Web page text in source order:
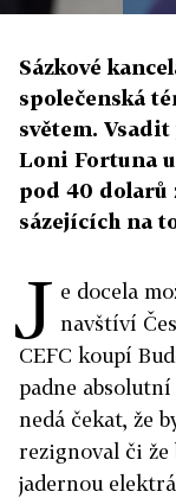
Sázkové
společenská
světem.
Loni Fortuna
pod 40 dolarů
sázejících na
J e docela
navštíví
CEFC koupí
padne
nedá čekat, že
rezignoval či že
jadernou